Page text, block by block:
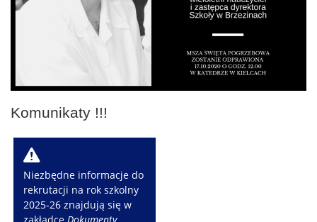
Komunikaty !!!
W
Niezbędne informacje do
rekrutacji na rok szkolny
2025-26 znajdują się w